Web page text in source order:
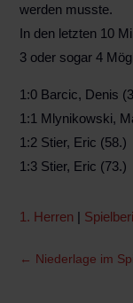
werden musste.
In den letzten 10
3 oder sogar 4
1:0 Barcic, Denis
1:1 Mlynikowski,
1:2 Stier, Eric (58.)
1:3 Stier, Eric (73.)
1. Herren |
← Niederlage im